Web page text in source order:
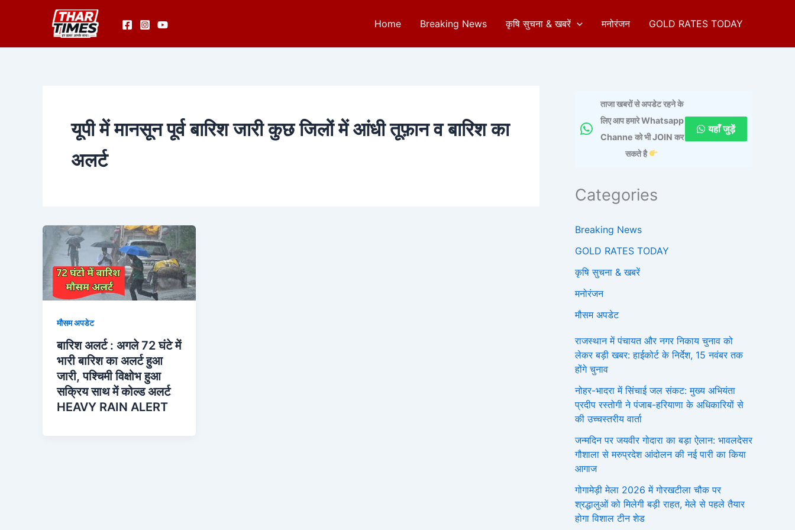
Home Breaking News कृषि सुचना & खबरें मनोरंजन GOLD RATES TODAY
यूपी में मानसून पूर्व बारिश जारी कुछ जिलों में आंधी तूफ़ान व बारिश का
अलर्ट
मौसम अपडेट
बारिश अलर्ट : अगले 72 घंटे में
भारी बारिश का अलर्ट हुआ
जारी, पश्चिमी विक्षोभ हुआ
सक्रिय साथ में कोल्ड अलर्ट
HEAVY RAIN ALERT
ताजा खबरों से अपडेट रहने के
लिए आप हमारे Whatsapp
Channe को भी JOIN कर
सकते है
यहाँ जुड़ें
Categories
Breaking News
GOLD RATES TODAY
कृषि सुचना & खबरें
मनोरंजन
मौसम अपडेट
राजस्थान में पंचायत और नगर निकाय चुनाव को
लेकर बड़ी खबर: हाईकोर्ट के निर्देश, 15 नवंबर तक
होंगे चुनाव
नोहर-भादरा में सिंचाई जल संकट: मुख्य अभियंता
प्रदीप रस्तोगी ने पंजाब-हरियाणा के अधिकारियों से
की उच्चस्तरीय वार्ता
जन्मदिन पर जयवीर गोदारा का बड़ा ऐलान: भावलदेसर
गौशाला से मरुप्रदेश आंदोलन की नई पारी का किया
आगाज
गोगामेड़ी मेला 2026 में गोरखटीला चौक पर
श्रद्धालुओं को मिलेगी बड़ी राहत, मेले से पहले तैयार
होगा विशाल टीन शेड